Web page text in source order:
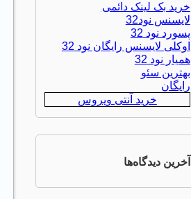
خرید بک لینک دائمی
لایسنس نود32
پسورد نود 32
اوکلی لایسنس رایگان نود 32
همیار نود 32
بهترین سئو
رایگان
خرید آنتی ویروس
آخرین دیدگاه‌ها